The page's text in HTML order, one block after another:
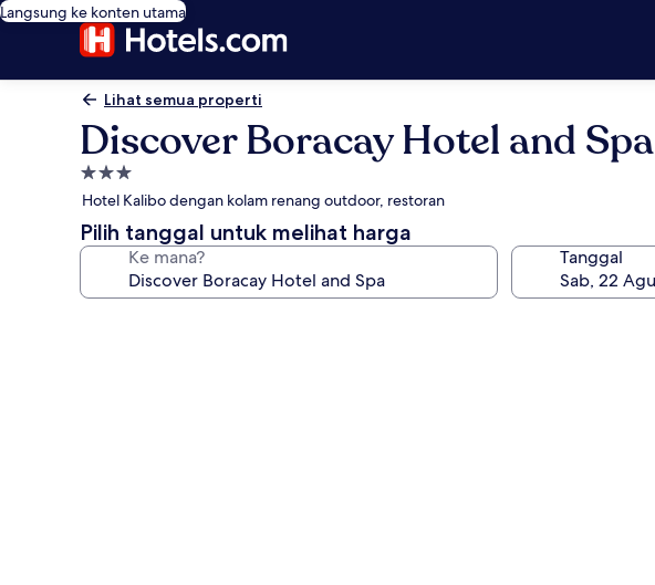
Langsung ke konten utama
Lihat semua properti
Discover Boracay Hotel and Spa
Properti
bintang
3.0
Hotel Kalibo dengan kolam renang outdoor, restoran
Pilih tanggal untuk melihat harga
Ke mana? Tanggal